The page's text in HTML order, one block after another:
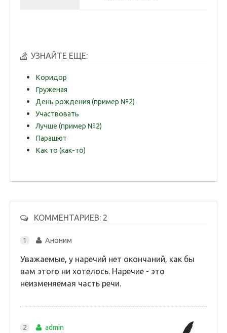
УЗНАЙТЕ ЕЩЕ:
Коридор
Груженая
День рождения (пример №2)
Участвовать
Лучше (пример №2)
Парашют
Как то (как-то)
КОММЕНТАРИЕВ: 2
1 Аноним
Уважаемые, у наречий нет окончаний, как бы
вам этого ни хотелось. Наречие - это
неизменяемая часть речи.
2 admin